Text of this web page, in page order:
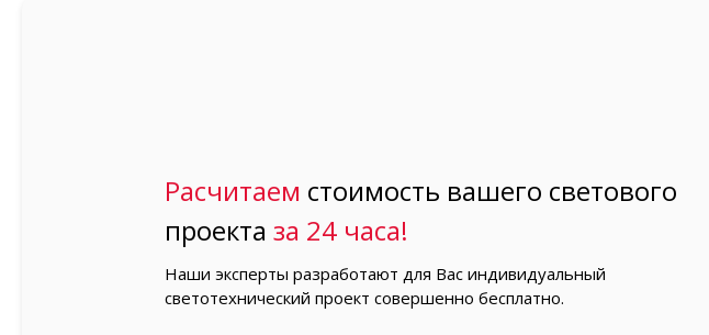
Расчитаем стоимость вашего светового
проектаза 24 часа!
Наши эксперты разработают для Вас индивидуальный
светотехнический проект совершенно бесплатно.